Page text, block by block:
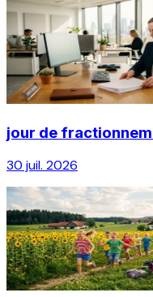
jour de
30 juil. 2026